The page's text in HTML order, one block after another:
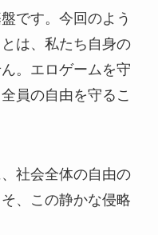
です。今回のよう
は、私たち自身の
。エロゲームを守
員の自由を守るこ
社会全体の自由の
、この静かな侵略